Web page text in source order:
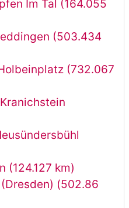
Im Tal (164.055
(503.434
(732.067
(124.127 km)
(502.86